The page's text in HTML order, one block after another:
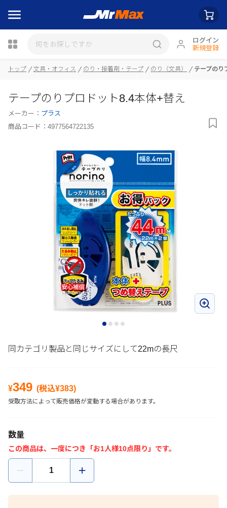
ログイン
新規登録
トップ 文具・オフィス のり・接着剤・テープ のり（文具） テープのり
テープのりプロドット8.4本体+替え
メーカー： プラス
商品コード： 4977564722135
同カテゴリ製品と同じサイズにして22mの長尺
¥349 (税込¥383)
受取方法によって販売価格が変動する場合があります。
数量
この商品は、一度につき「お1人様10点限り」です。